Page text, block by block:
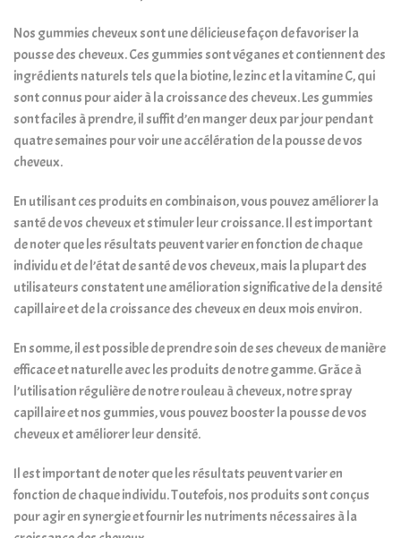
Nos gummies cheveux sont une délicieuse façon de favoriser la
pousse des cheveux. Ces gummies sont véganes et contiennent des
ingrédients naturels tels que la biotine, le zinc et la vitamine C, qui
sont connus pour aider à la croissance des cheveux. Les gummies
sont faciles à prendre, il suffit d’en manger deux par jour pendant
quatre semaines pour voir une accélération de la pousse de vos
cheveux.
En utilisant ces produits en combinaison, vous pouvez améliorer la
santé de vos cheveux et stimuler leur croissance. Il est important
de noter que les résultats peuvent varier en fonction de chaque
individu et de l’état de santé de vos cheveux, mais la plupart des
utilisateurs constatent une amélioration significative de la densité
capillaire et de la croissance des cheveux en deux mois environ.
En somme, il est possible de prendre soin de ses cheveux de manière
efficace et naturelle avec les produits de notre gamme. Grâce à
l’utilisation régulière de notre rouleau à cheveux, notre spray
capillaire et nos gummies, vous pouvez booster la pousse de vos
cheveux et améliorer leur densité.
Il est important de noter que les résultats peuvent varier en
fonction de chaque individu. Toutefois, nos produits sont conçus
pour agir en synergie et fournir les nutriments nécessaires à la